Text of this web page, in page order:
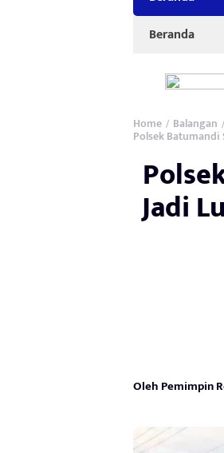
Beranda
Home / Balangan /
Polsek Batumandi
Jadi
Oleh Pemimpin